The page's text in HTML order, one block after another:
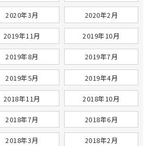
2020年3月 2020年2月
2019年11月 2019年10月
2019年8月 2019年7月
2019年5月 2019年4月
2018年11月 2018年10月
2018年7月 2018年6月
2018年3月 2018年2月